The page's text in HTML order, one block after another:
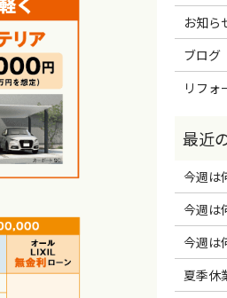
お知ら
ブログ
リフォ
今週は
今週は
今週は
夏季休